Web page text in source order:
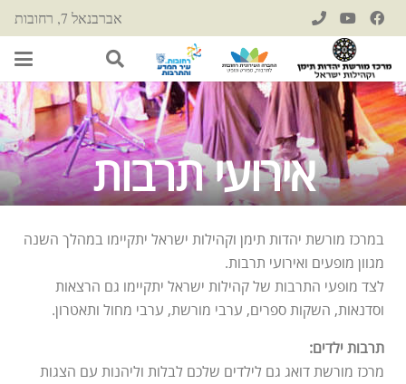
אברבנאל 7, רחובות
אירועי תרבות
במרכז מורשת יהדות תימן וקהילות ישראל יתקיימו במהלך השנה
מגוון מופעים ואירועי תרבות.
לצד מופעי התרבות של קהילות ישראל יתקיימו גם הרצאות
וסדנאות, השקות ספרים, ערבי מורשת, ערבי מחול ותאטרון.
תרבות ילדים:
מרכז מורשת דואג גם לילדים שלכם לבלות וליהנות עם הצגות